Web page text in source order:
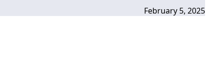
February 5, 2025